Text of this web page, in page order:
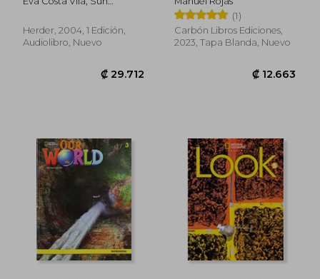
Herder, 2004, 1 Edición,
Audiolibro, Nuevo
(1)
Carbón Libros Ediciones,
2023, Tapa Blanda, Nuevo